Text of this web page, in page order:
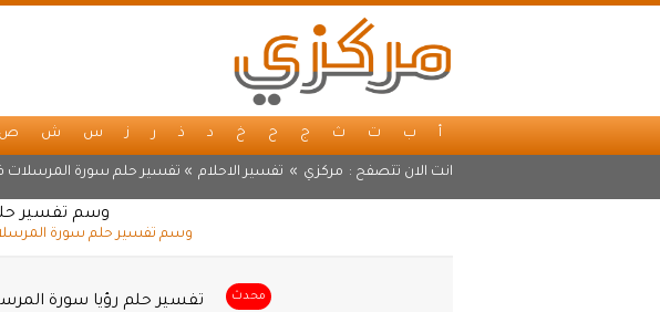
أ ب ت ث ج ح خ د ذ ر ز س ش ص
انت الان تتصفح : مركزي » تفسير الاحلام » تفسير حلم سورة المرسلات
وسم تفسير
وسم تفسير حلم سورة
محدث تفسير حلم رؤيا سورة